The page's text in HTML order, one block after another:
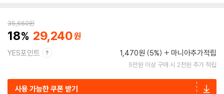
35,660원
18 29,240
YES포인트 1,470원 (5%) 마니아추가적립
5만원 이상 구매 시 2천원 추가 적립
사용 가능한 쿠폰 받기